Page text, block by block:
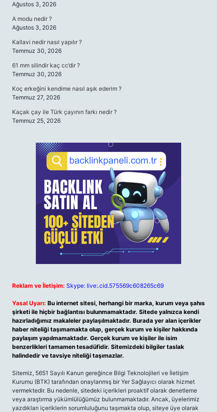
Ağustos 3, 2026
A modu nedir ?
Ağustos 3, 2026
Kallavi nedir nasıl yapılır ?
Temmuz 30, 2026
61 mm silindir kaç cc’dir ?
Temmuz 30, 2026
Koç erkeğini kendime nasıl aşık ederim ?
Temmuz 27, 2026
Kaçak çay ile Türk çayının farkı nedir ?
Temmuz 25, 2026
Reklam ve İletişim: Skype: live:.cid.575569c608265c69
Yasal Uyarı: Bu internet sitesi, herhangi bir marka, kurum veya şahıs
şirketi ile hiçbir bağlantısı bulunmamaktadır. Sitede yalnızca kendi
hazırladığımız makaleler paylaşılmaktadır. Burada yer alan içerikler
haber niteliği taşımamakta olup, gerçek kurum ve kişiler hakkında
paylaşım yapılmamaktadır. Gerçek kurum ve kişiler ile isim
benzerlikleri tamamen tesadüfidir. Sitemizdeki bilgiler taslak
halindedir ve tavsiye niteliği taşımazlar.
Sitemiz, 5651 Sayılı Kanun gereğince Bilgi Teknolojileri ve İletişim
Kurumu (BTK) tarafından onaylanmış bir Yer Sağlayıcı olarak hizmet
vermektedir. Bu nedenle, sitedeki içerikleri proaktif olarak denetleme
veya araştırma yükümlülüğümüz bulunmamaktadır. Ancak, üyelerimiz
yazdıkları içeriklerin sorumluluğunu taşımakta olup, siteye üye olarak